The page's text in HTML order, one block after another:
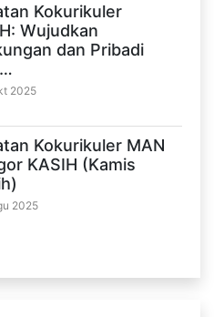
Kokurikuler
Wujudkan
dan Pribadi
2025
Kokurikuler MAN
KASIH (Kamis
2025